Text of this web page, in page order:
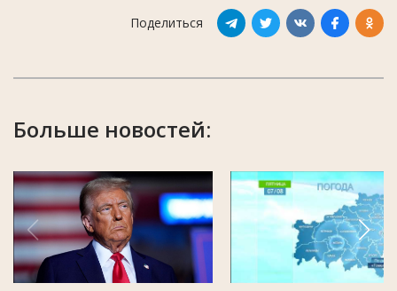
Поделиться
Больше новостей: